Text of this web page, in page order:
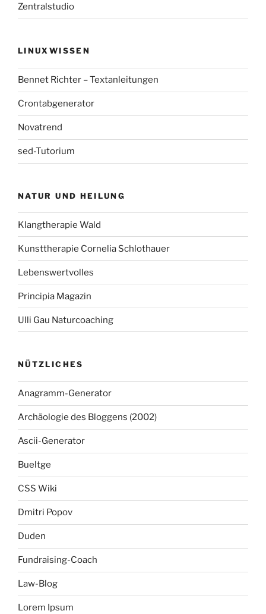
Zentralstudio
LINUXWISSEN
Bennet Richter – Textanleitungen
Crontabgenerator
Novatrend
sed-Tutorium
NATUR UND HEILUNG
Klangtherapie Wald
Kunsttherapie Cornelia Schlothauer
Lebenswertvolles
Principia Magazin
Ulli Gau Naturcoaching
NÜTZLICHES
Anagramm-Generator
Archäologie des Bloggens (2002)
Ascii-Generator
Bueltge
CSS Wiki
Dmitri Popov
Duden
Fundraising-Coach
Law-Blog
Lorem Ipsum